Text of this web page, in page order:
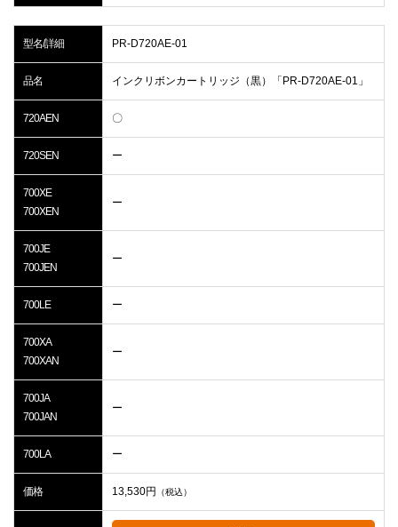
型名/詳細 PR-D720AE-01
品名 インクリボンカートリッジ（黒）「PR-D720AE-01」
720AEN 〇
720SEN ー
700XE
700XEN
ー
700JE
700JEN
ー
700LE ー
700XA
700XAN
ー
700JA
700JAN
ー
700LA ー
価格 13,530円 （税込）